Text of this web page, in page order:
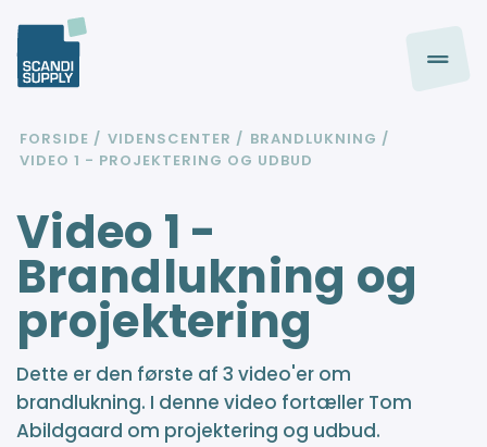
FORSIDE VIDENSCENTER
BRANDLUKNING
VIDEO 1 - PROJEKTERING OG UDBUD
Video 1 -
Brandlukning og
projektering
Dette er den første af 3 video'er om
brandlukning. I denne video fortæller Tom
Abildgaard om projektering og udbud.